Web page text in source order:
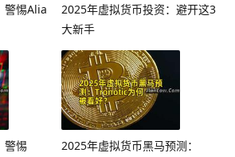
警惕Alia
2025年虚拟货币投资：避开这3
大新手
警惕
2025年虚拟货币黑马预测：